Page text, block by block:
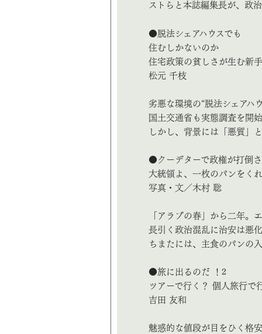
ストらと本誌編集長が、政
●脱法シェアハウスでも
住むしかないのか
住宅政策の貧しさが生む新
松元 千枝
劣悪な環境の“脱法シェアハ
国土交通省も実態調査を開
しかし、背景には「悪質」
●クーデターで政権が打倒
大統領よ、一枚のパンをく
写真・文／木村 聡
「アラブの春」から二年。
長引く政治混乱に治安は悪
ちまたには、主食のパンの
●旅に出るのだ ！2
ツアーで行く？ 個人旅行で
吉田 友和
魅惑的な値段が目をひく格